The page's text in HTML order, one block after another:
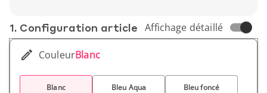
1. Conf­iguration article Affichage détaillé
CouleurBlanc
Blanc Bleu Aqua Bleu foncé